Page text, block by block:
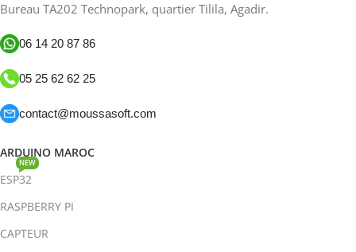
Bureau TA202 Technopark, quartier Tilila, Agadir.
06 14 20 87 86
05 25 62 62 25
contact@moussasoft.com
ARDUINO MAROC
ESP32
NEW
RASPBERRY PI
CAPTEUR